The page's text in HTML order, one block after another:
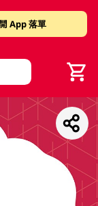
App 落單